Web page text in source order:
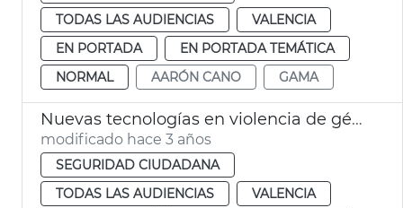
TODAS LAS AUDIENCIAS
VALENCIA
EN PORTADA
EN PORTADA TEMÁTICA
NORMAL
AARÓN CANO GAMA
Nuevas tecnologías en violencia de género
modificado hace 3 años
SEGURIDAD CIUDADANA
TODAS LAS AUDIENCIAS
VALENCIA